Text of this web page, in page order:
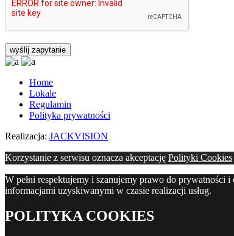
Home
Lokale
Regulamin
Polityka prywatności
Realizacja: JACKVISION
Korzystanie z serwisu oznacza akceptację Polityki Cookies
W pełni respektujemy i szanujemy prawo do prywatności
informacjami uzyskiwanymi w czasie realizacji usług.
POLITYKA COOKIES